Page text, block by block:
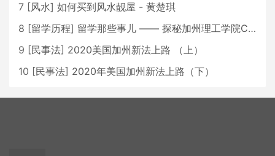
7 [风水] 如何买到风水靓屋 - 黄楚琪
8 [留学历程] 留学那些事儿 —— 探秘加州理工学院Caltech博士生活 [上集]
9 [民事法] 2020美国加州新法上路 （上）
10 [民事法] 2020年美国加州新法上路（下）